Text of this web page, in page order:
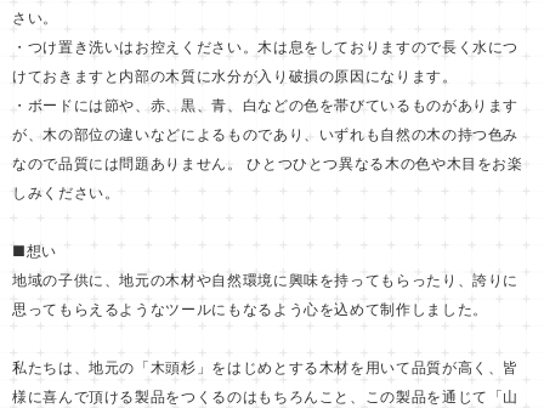
さい。
・つけ置き洗いはお控えください。木は息をしておりますので長く水につ
けておきますと内部の木質に水分が入り破損の原因になります。
・ボードには節や、赤、黒、青、白などの色を帯びているものがあります
が、木の部位の違いなどによるものであり、いずれも自然の木の持つ色み
なので品質には問題ありません。 ひとつひとつ異なる木の色や木目をお楽
しみください。
■想い
地域の子供に、地元の木材や自然環境に興味を持ってもらったり、誇りに
思ってもらえるようなツールにもなるよう心を込めて制作しました。
私たちは、地元の「木頭杉」をはじめとする木材を用いて品質が高く、皆
様に喜んで頂ける製品をつくるのはもちろんこと、この製品を通じて「山